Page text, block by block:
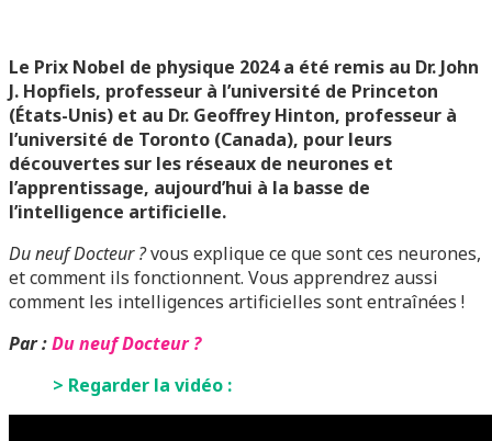
Le Prix Nobel de physique 2024 a été remis au Dr. John
J. Hopfiels, professeur à l’université de Princeton
(États-Unis) et au Dr. Geoffrey Hinton, professeur à
l’université de Toronto (Canada), pour leurs
découvertes sur les réseaux de neurones et
l’apprentissage, aujourd’hui à la basse de
l’intelligence artificielle.
Du neuf Docteur ?vous explique ce que sont ces neurones,
et comment ils fonctionnent. Vous apprendrez aussi
comment les intelligences artificielles sont entraînées !
Par :Du neuf Docteur ?
> Regarder la vidéo :